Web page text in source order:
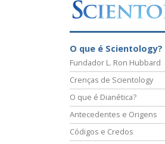
O que é Scientology?
Fundador L. Ron Hubbard
Crenças de Scientology
O que é Dianética?
Antecedentes e Origens
Códigos e Credos